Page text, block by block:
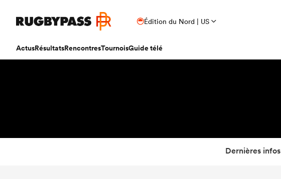
Édition du Nord | US
ActusRésultatsRencontresTournoisGuide télé
Dernières infos